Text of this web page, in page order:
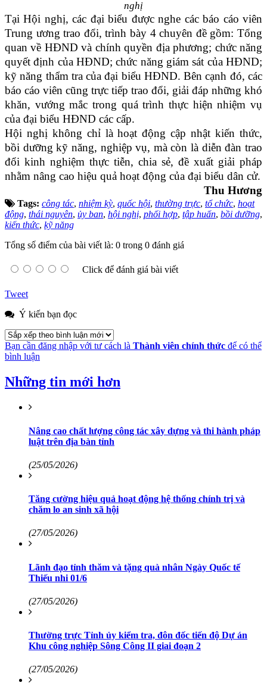
nghị
Tại Hội nghị, các đại biểu được nghe các báo cáo viên
Trung ương trao đổi, trình bày 4 chuyên đề gồm: Tổng
quan về HĐND và chính quyền địa phương; chức năng
quyết định của HĐND; chức năng giám sát của HĐND;
kỹ năng thẩm tra của đại biểu HĐND. Bên cạnh đó, các
báo cáo viên cũng trực tiếp trao đổi, giải đáp những khó
khăn, vướng mắc trong quá trình thực hiện nhiệm vụ
của đại biểu HĐND các cấp.
Hội nghị không chỉ là hoạt động cập nhật kiến thức,
bồi dưỡng kỹ năng, nghiệp vụ, mà còn là diễn đàn trao
đổi kinh nghiệm thực tiễn, chia sẻ, đề xuất giải pháp
nhằm nâng cao hiệu quả hoạt động của đại biểu dân cử.
Thu Hương
Tags: công tác, nhiệm kỳ, quốc hội, thường trực, tổ chức, hoạt
động, thái nguyên, ủy ban, hội nghị, phối hợp, tập huấn, bồi dưỡng,
kiến thức, kỹ năng
Tổng số điểm của bài viết là: 0 trong 0 đánh giá
Click để đánh giá bài viết
Tweet
Ý kiến bạn đọc
Bạn cần đăng nhập với tư cách là Thành viên chính thức để có thể
bình luận
Những tin mới hơn
Nâng cao chất lượng công tác xây dựng và thi hành pháp
luật trên địa bàn tỉnh
(25/05/2026)
Tăng cường hiệu quả hoạt động hệ thống chính trị và
chăm lo an sinh xã hội
(27/05/2026)
Lãnh đạo tỉnh thăm và tặng quà nhân Ngày Quốc tế
Thiếu nhi 01/6
(27/05/2026)
Thường trực Tỉnh ủy kiểm tra, đôn đốc tiến độ Dự án
Khu công nghiệp Sông Công II giai đoạn 2
(27/05/2026)